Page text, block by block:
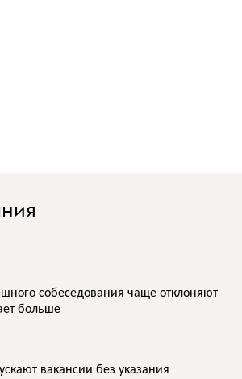
собеседования чаще отклоняют
больше
вакансии без указания